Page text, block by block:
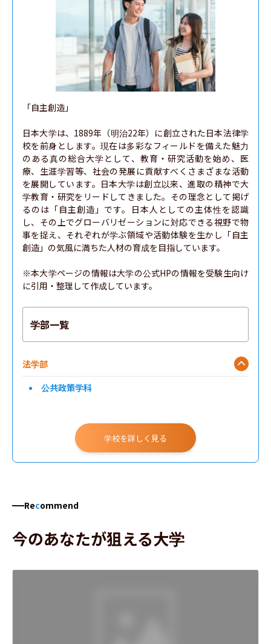
「自主創造」
日本大学は、1889年（明治22年）に創立された日本法律学
校を前身とします。現在は多彩なフィールドを備えた魅力
のある真の総合大学として、教育・研究活動を始め、医
療、生涯学習等、社会の発展に貢献すべくさまざまな活動
を展開しています。日本大学は創立以来、進取の精神で大
学教育・研究をリードしてきました。その理念として掲げ
るのは「自主創造」です。日本人としての主体性を認識
し、その上でグローバリゼーションに対応できる視野で物
事を捉え、それぞれが学ぶ領域や活動体験を生かし「自主
創造」の気風に満ちた人材の育成を目指しています。
※本大学ページの情報は大学の公式HPの情報を受験生向け
に引用・整理して作成しています。
学部一覧
法学部
公共政策学科
学校を詳しく見る
Recommend
今のあなたが狙える大学